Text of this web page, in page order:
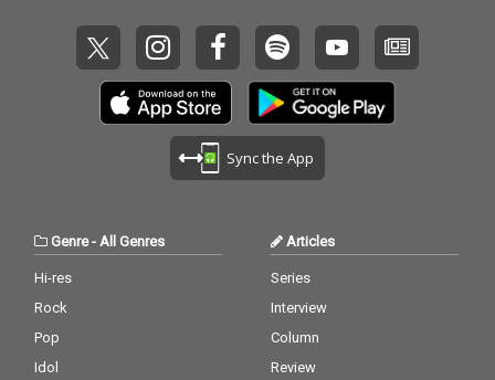
Sync the App
Genre- All Genres
Hi-res
Rock
Pop
Idol
Articles
Series
Interview
Column
Review